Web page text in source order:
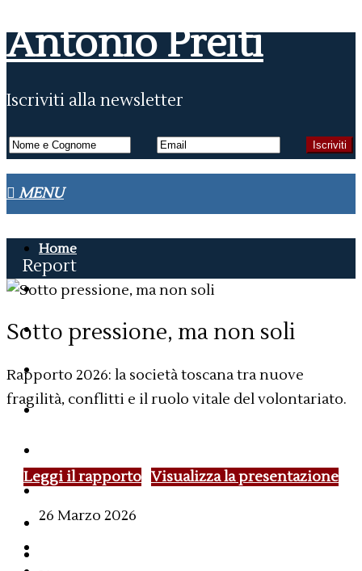
Antonio Preiti
Iscriviti alla newsletter
Home
Articoli
On the air
Report
Libri
Contatti
Report
Sotto pressione, ma non soli
Rapporto 2026: la società toscana tra nuove
fragilità, conflitti e il ruolo vitale del volontariato.
Leggi il rapporto Visualizza la presentazione
26 Marzo 2026